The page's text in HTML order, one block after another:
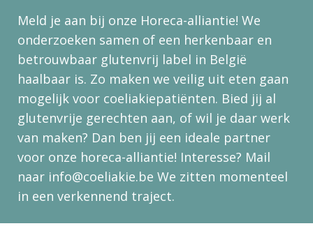
Meld je aan bij onze Horeca-alliantie! We
onderzoeken samen of een herkenbaar en
betrouwbaar glutenvrij label in België
haalbaar is. Zo maken we veilig uit eten gaan
mogelijk voor coeliakiepatiënten. Bied jij al
glutenvrije gerechten aan, of wil je daar werk
van maken? Dan ben jij een ideale partner
voor onze horeca-alliantie! Interesse? Mail
naar info@coeliakie.be We zitten momenteel
in een verkennend traject.
Op reis
Glutenvrije adressen
FAQ
Word Lid
Contact
Zoek